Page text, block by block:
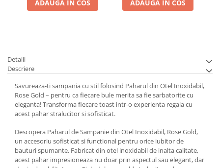
ADAUGA IN COS ADAUGA IN COS
Detalii
Descriere
Savureaza-ti sampania cu stil folosind Paharul din Otel Inoxidabil,
Rose Gold – pentru ca fiecare bule merita sa fie sarbatorite cu
eleganta! Transforma fiecare toast intr-o experienta regala cu
acest pahar stralucitor si sofisticat.
Descopera Paharul de Sampanie din Otel Inoxidabil, Rose Gold,
un accesoriu sofisticat si functional pentru orice iubitor de
bauturi spumante. Fabricat din otel inoxidabil de inalta calitate,
acest pahar impresioneaza nu doar prin aspectul sau elegant, dar